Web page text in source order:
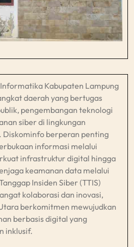
Kabupaten Lampung
daerah yang bertugas
pengembangan teknologi
siber di lingkungan
berperan penting
informasi melalui
infrastruktur digital hingga
keamanan data melalui
Insiden Siber (TTIS)
kolaborasi dan inovasi,
berkomitmen mewujudkan
berbasis digital yang
inklusif.​